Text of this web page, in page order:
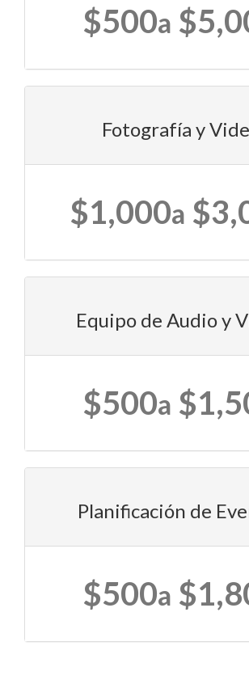
$500a
Fotografía y
$1,000a
Equipo de Audio y
$500a
Planificación de
$500a